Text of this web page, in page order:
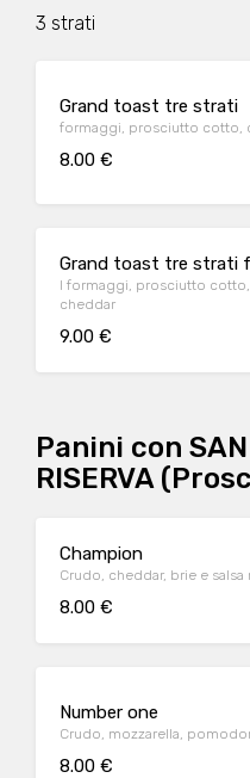
3 strati
Grand toast tre strati
formaggi, prosciutto cotto,
8.00 €
Grand toast tre strati
I formaggi, prosciutto cotto,
cheddar
9.00 €
Panini con
RISERVA
Champion
Crudo, cheddar, brie e salsa
8.00 €
Number one
Crudo, mozzarella,
8.00 €